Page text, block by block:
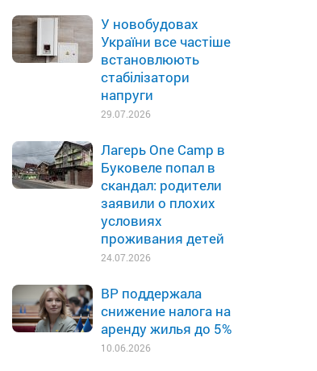
У новобудовах
України все частіше
встановлюють
стабілізатори
напруги
29.07.2026
Лагерь One Camp в
Буковеле попал в
скандал: родители
заявили о плохих
условиях
проживания детей
24.07.2026
ВР поддержала
снижение налога на
аренду жилья до 5%
10.06.2026